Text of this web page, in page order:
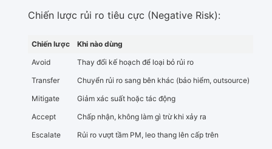
Chiến lược rủi ro tiêu cực (Negative Risk):
Chiến lược
Khi nào dùng
Avoid
Thay đổi kế hoạch để loại bỏ rủi ro
Transfer
Chuyển rủi ro sang bên khác (bảo hiểm, outsource)
Mitigate
Giảm xác suất hoặc tác động
Accept
Chấp nhận, không làm gì trừ khi xảy ra
Escalate
Rủi ro vượt tầm PM, leo thang lên cấp trên